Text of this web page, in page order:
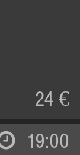
24 €
19:00